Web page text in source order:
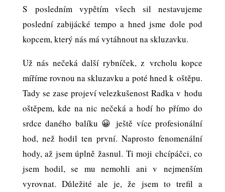
S posledním vypětím všech sil nestavujeme
poslední zabijácké tempo a hned jsme dole pod
kopcem, který nás má vytáhnout na skluzavku.
Už nás nečeká další rybníček, z vrcholu kopce
míříme rovnou na skluzavku a poté hned k oštěpu.
Tady se zase projeví velezkušenost Radka v hodu
oštěpem, kde na nic nečeká a hodí ho přímo do
srdce daného balíku 😀 ještě více profesionální
hod, než hodil ten první. Naprosto fenomenální
hody, až jsem úplně žasnul. Ti moji chcípáčci, co
jsem hodil, se mu nemohli ani v nejmenším
vyrovnat. Důležité ale je, že jsem to trefil a